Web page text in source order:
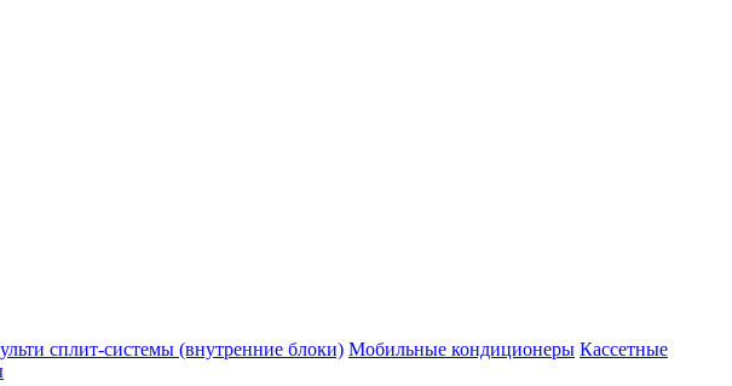
сплит-системы (внутренние блоки) Мобильные кондиционеры Кассетные